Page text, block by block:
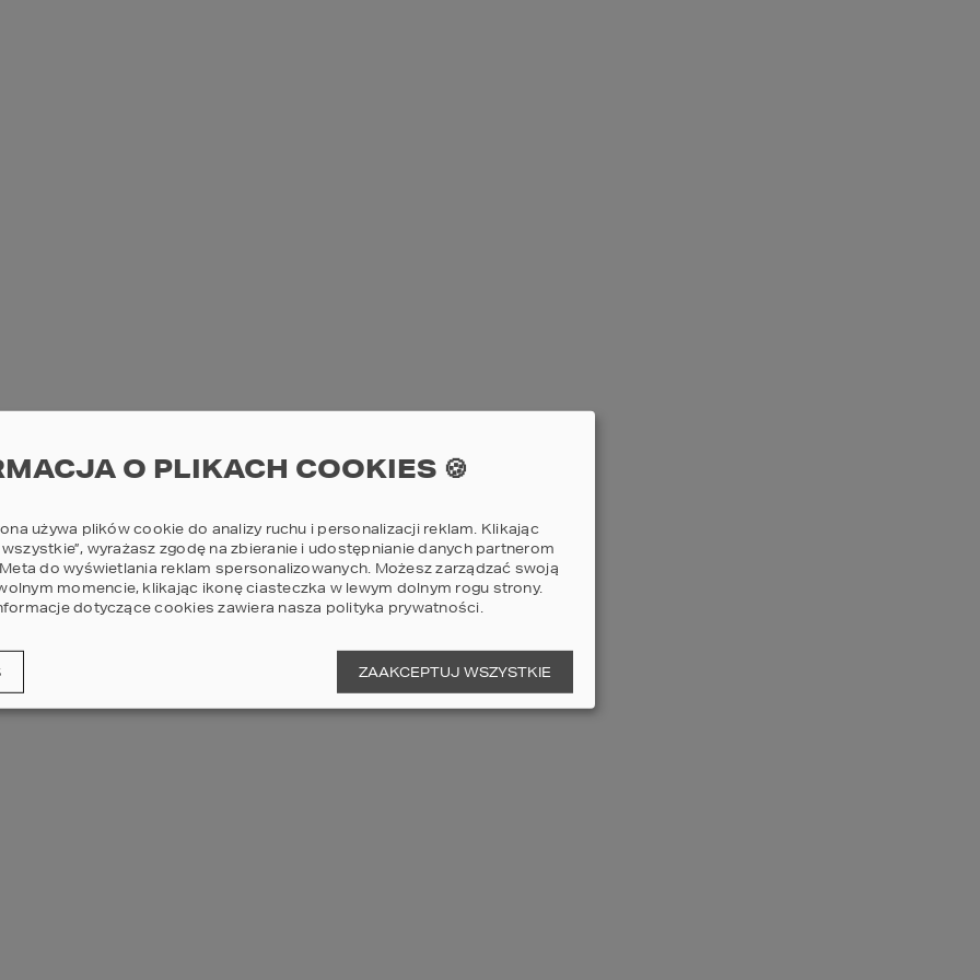
AN UNEXPECTED ERROR HAS OCCURRED.
O PLIKACH COOKIES 🍪
używa plików cookie do analizy ruchu i personalizacji reklam. Klikając
wyrażasz zgodę na zbieranie i udostępnianie danych partnerom
do wyświetlania reklam spersonalizowanych. Możesz zarządzać swoją
momencie, klikając ikonę ciasteczka w lewym dolnym rogu strony.
dotyczące cookies zawiera nasza polityka prywatności.
ZAAKCEPTUJ WSZYSTKIE